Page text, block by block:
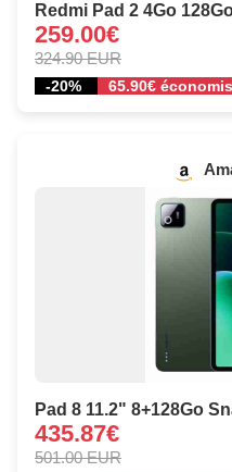
Redmi Pad 2 4Go
259.00€
324.90 EUR
-20% 65.90€
Pad 8 11.2" 8+128Go
435.87€
501.00 EUR